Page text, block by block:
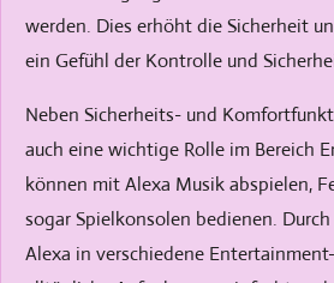
werden. Dies erhöht die Sicherheit
ein Gefühl der Kontrolle und
Neben Sicherheits- und
auch eine wichtige Rolle im Bereich
können mit Alexa Musik abspielen,
sogar Spielkonsolen bedienen.
Alexa in verschiedene